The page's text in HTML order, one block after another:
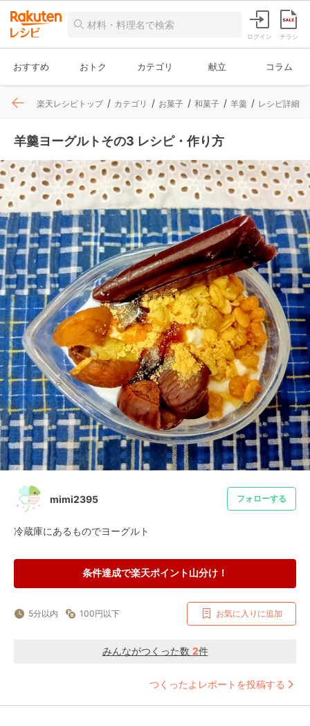
ログイン チラシ
おすすめ おトク カテゴリ 献立 コラム
楽天レシピトップ カテゴリ お菓子 和菓子 羊羹 レシピ詳細
羊羹ヨーグルトその3 レシピ・作り方
mimi2395 フォローする
冷蔵庫にあるものでヨーグルト
条件達成で楽天ポイント山分け！
5分以内 100円以下 お気に入りに追加
みんながつくった数 2件
つくったよレポートを投稿する